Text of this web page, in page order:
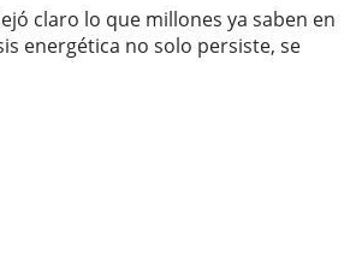
claro lo que millones ya saben en
energética no solo persiste, se